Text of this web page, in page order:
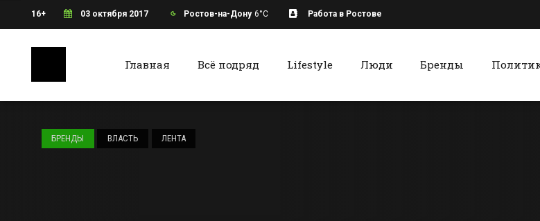
16+ 03 октября 2017 Ростов-на-Дону 6°C Работа в Ростове
Главная Всё подряд Lifestyle Люди Бренды
шестиметровую
БРЕНДЫ ВЛАСТЬ ЛЕНТА